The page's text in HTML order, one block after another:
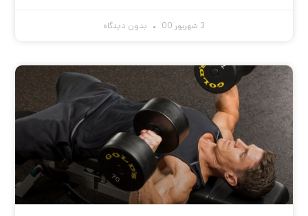
3 شهریور 00 بدون دیدگاه